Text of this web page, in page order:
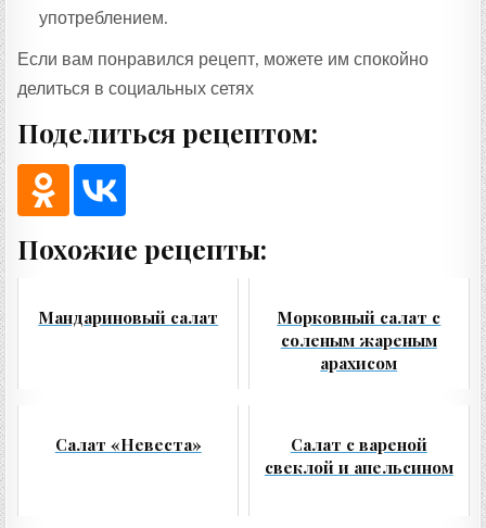
употреблением.
Если вам понравился рецепт, можете им спокойно
делиться в социальных сетях
Поделиться рецептом:
Похожие рецепты:
Мандариновый салат
Морковный салат с
соленым жареным
арахисом
Салат «Невеста»
Салат с вареной
свеклой и апельсином